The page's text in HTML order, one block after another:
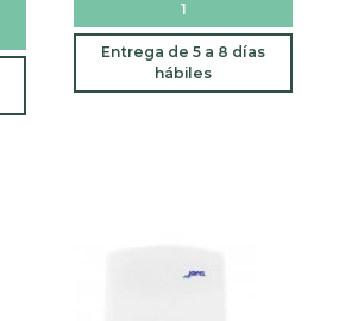
1
Entrega de 5 a 8 días
hábiles